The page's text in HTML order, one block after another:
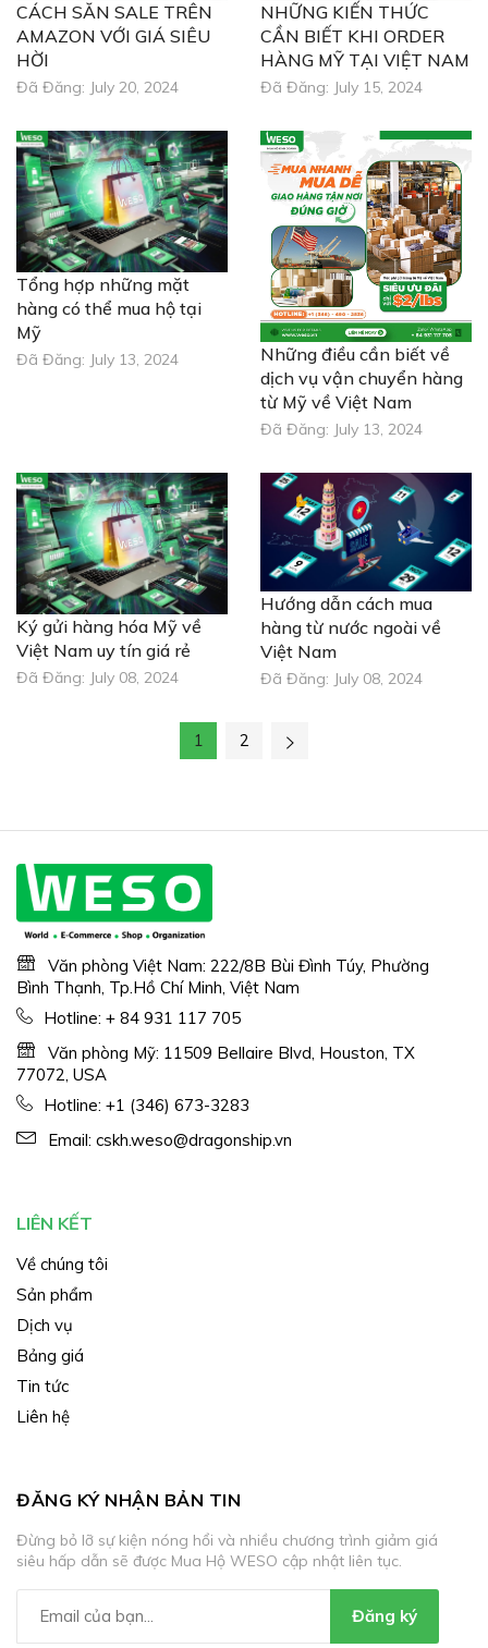
CÁCH SĂN SALE TRÊN
AMAZON VỚI GIÁ SIÊU
HỜI
Đã Đăng: July 20, 2024
NHỮNG KIẾN THỨC
CẦN BIẾT KHI ORDER
HÀNG MỸ TẠI VIỆT NAM
Đã Đăng: July 15, 2024
Tổng hợp những mặt
hàng có thể mua hộ tại
Mỹ
Đã Đăng: July 13, 2024
Những điều cần biết về
dịch vụ vận chuyển hàng
từ Mỹ về Việt Nam
Đã Đăng: July 13, 2024
Ký gửi hàng hóa Mỹ về
Việt Nam uy tín giá rẻ
Đã Đăng: July 08, 2024
Hướng dẫn cách mua
hàng từ nước ngoài về
Việt Nam
Đã Đăng: July 08, 2024
1 2
Văn phòng Việt Nam: 222/8B Bùi Đình Túy, Phường
Bình Thạnh, Tp.Hồ Chí Minh, Việt Nam
Hotline: + 84 931 117 705
Văn phòng Mỹ: 11509 Bellaire Blvd, Houston, TX
77072, USA
Hotline: +1 (346) 673-3283
Email: cskh.weso@dragonship.vn
LIÊN KẾT
Về chúng tôi
Sản phẩm
Dịch vụ
Bảng giá
Tin tức
Liên hệ
ĐĂNG KÝ NHẬN BẢN TIN
Đừng bỏ lỡ sự kiện nóng hổi và nhiều chương trình giảm giá
siêu hấp dẫn sẽ được Mua Hộ WESO cập nhật liên tục.
Đăng ký